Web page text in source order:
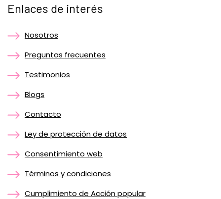
Enlaces de interés
Nosotros
Preguntas frecuentes
Testimonios
Blogs
Contacto
Ley de protección de datos
Consentimiento web
Términos y condiciones
Cumplimiento de Acción popular